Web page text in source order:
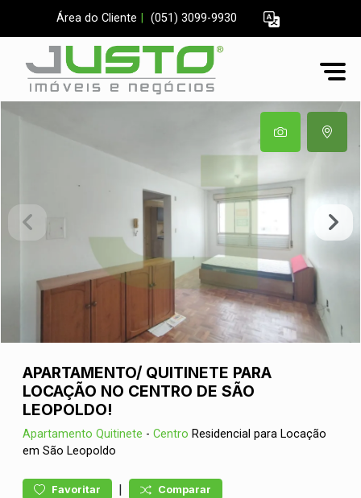
Área do Cliente (051) 3099-9930
APARTAMENTO/ QUITINETE PARA
LOCAÇÃO NO CENTRO DE SÃO
LEOPOLDO!
Apartamento Quitinete - Centro Residencial para Locação
em São Leopoldo
Favoritar | Comparar